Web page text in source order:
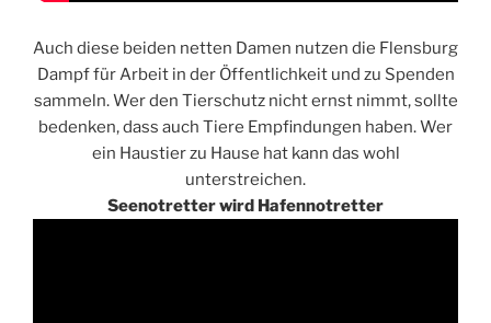
Auch diese beiden netten Damen nutzen die Flensburg
Dampf für Arbeit in der Öffentlichkeit und zu Spenden
sammeln. Wer den Tierschutz nicht ernst nimmt, sollte
bedenken, dass auch Tiere Empfindungen haben. Wer
ein Haustier zu Hause hat kann das wohl
unterstreichen.
Seenotretter wird Hafennotretter